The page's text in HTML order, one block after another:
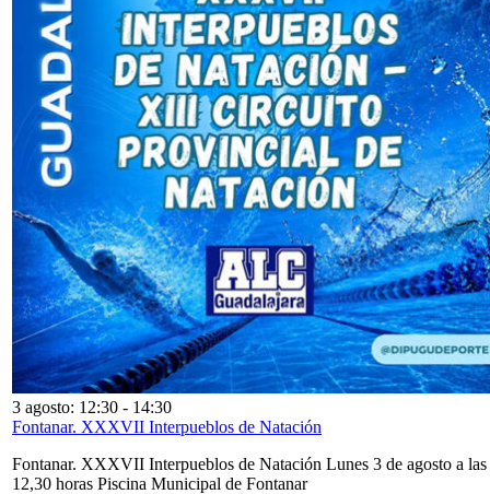
3 agosto: 12:30 - 14:30
Fontanar. XXXVII Interpueblos de Natación
Fontanar. XXXVII Interpueblos de Natación Lunes 3 de agosto a las
12,30 horas Piscina Municipal de Fontanar